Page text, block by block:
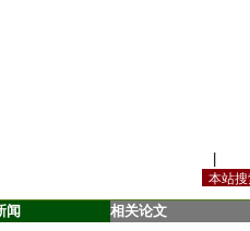
闻 相关论文